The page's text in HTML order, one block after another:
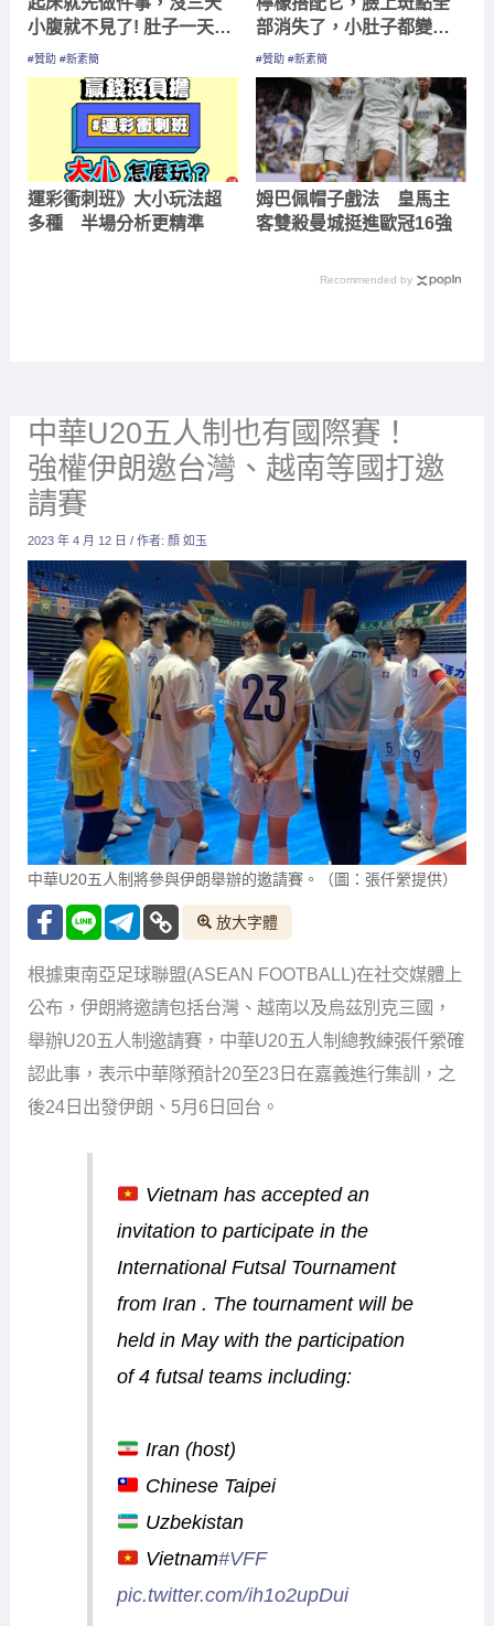
小腹就不見了! 肚子一天天
變小！
#贊助 #新素簡
部消失了，小肚子都變平
坦了
#贊助 #新素簡
運彩衝刺班》大小玩法超
多種 半場分析更精準
姆巴佩帽子戲法 皇馬主
客雙殺曼城挺進歐冠16強
Recommended by
中華U20五人制也有國際賽！
強權伊朗邀台灣、越南等國打邀
請賽
2023 年 4 月 12 日/ 作者:顏 如玉
中華U20五人制將參與伊朗舉辦的邀請賽。（圖：張仟縈提供）
放大字體
根據東南亞足球聯盟(ASEAN FOOTBALL)在社交媒體上
公布，伊朗將邀請包括台灣、越南以及烏茲別克三國，
舉辦U20五人制邀請賽，中華U20五人制總教練張仟縈確
認此事，表示中華隊預計20至23日在嘉義進行集訓，之
後24日出發伊朗、5月6日回台。
Vietnam has accepted an
invitation to participate in the
International Futsal Tournament
from Iran . The tournament will be
held in May with the participation
of 4 futsal teams including:
Iran (host)
Chinese Taipei
Uzbekistan
Vietnam#VFF
pic.twitter.com/ih1o2upDui